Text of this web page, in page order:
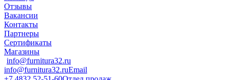
Отзывы
Вакансии
Контакты
Партнеры
Сертификаты
Магазины
info@furnitura32.ru
info@furnitura32.ruEmail